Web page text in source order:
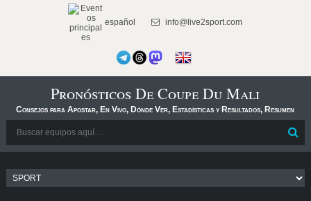
español info@live2sport.com
Pronósticos De Coupe Du Mali
Consejos para Apostar, En Vivo, Dónde Ver, Estadísticas y Resultados, Resumen